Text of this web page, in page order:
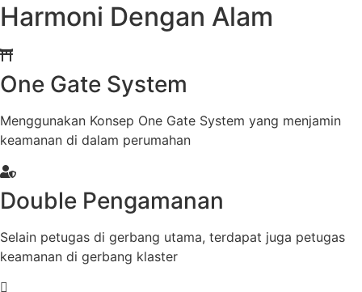
Harmoni Dengan Alam
One Gate System
Menggunakan Konsep One Gate System yang menjamin
keamanan di dalam perumahan
Double Pengamanan
Selain petugas di gerbang utama, terdapat juga petugas
keamanan di gerbang klaster